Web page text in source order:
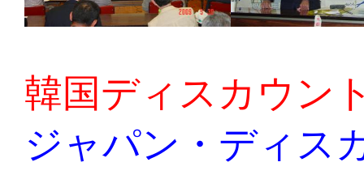
韓国ディスカウン
ジャパン・ディス